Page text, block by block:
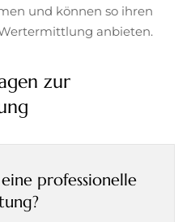
und können so ihren
anbieten.
zur
professionelle